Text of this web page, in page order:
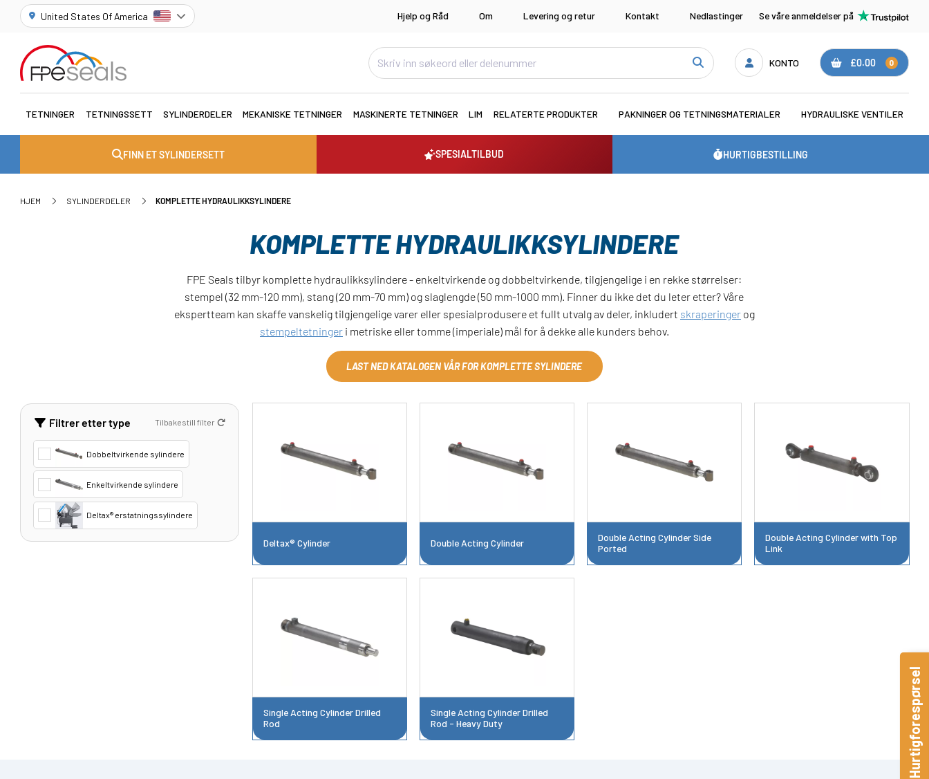
United States Of America Hjelp og Råd Om Levering og retur Kontakt Nedlastinger Se våre anmeldelser på
KONTO £0.00 0
TETNINGER TETNINGSSETT SYLINDERDELER MEKANISKE TETNINGER MASKINERTE TETNINGER LIM RELATERTE PRODUKTER PAKNINGER OG TETNINGSMATERIALER HYDRAULISKE VENTILER
FINN ET SYLINDERSETT SPESIALTILBUD HURTIGBESTILLING
HJEM SYLINDERDELER KOMPLETTE HYDRAULIKKSYLINDERE
KOMPLETTE HYDRAULIKKSYLINDERE
FPE Seals tilbyr komplette hydraulikksylindere - enkeltvirkende og dobbeltvirkende, tilgjengelige i en rekke størrelser:
stempel (32 mm-120 mm), stang (20 mm-70 mm) og slaglengde (50 mm-1000 mm). Finner du ikke det du leter etter? Våre
ekspertteam kan skaffe vanskelig tilgjengelige varer eller spesialprodusere et fullt utvalg av deler, inkludert skraperingerog
stempeltetningeri metriske eller tomme (imperiale) mål for å dekke alle kunders behov.
LAST NED KATALOGEN VÅR FOR KOMPLETTE SYLINDERE
Filtrer etter type Tilbakestill filter
Dobbeltvirkende sylindere
Enkeltvirkende sylindere
Deltax® erstatningssylindere
Deltax® Cylinder Double Acting Cylinder
Double Acting Cylinder Side
Ported
Double Acting Cylinder with Top
Link
Single Acting Cylinder Drilled
Rod
Single Acting Cylinder Drilled
Rod - Heavy Duty
Hurtigforespørsel